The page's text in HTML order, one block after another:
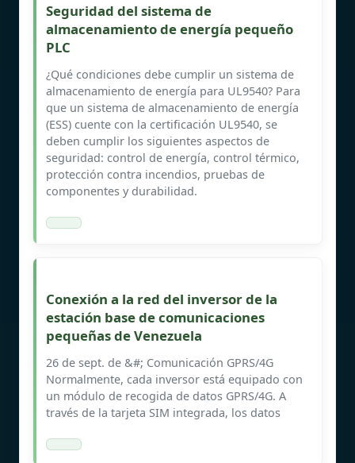
Seguridad del sistema de
almacenamiento de energía pequeño
PLC
¿Qué condiciones debe cumplir un sistema de
almacenamiento de energía para UL9540? Para
que un sistema de almacenamiento de energía
(ESS) cuente con la certificación UL9540, se
deben cumplir los siguientes aspectos de
seguridad: control de energía, control térmico,
protección contra incendios, pruebas de
componentes y durabilidad.
Conexión a la red del inversor de la
estación base de comunicaciones
pequeñas de Venezuela
26 de sept. de &#; Comunicación GPRS/4G
Normalmente, cada inversor está equipado con
un módulo de recogida de datos GPRS/4G. A
través de la tarjeta SIM integrada, los datos